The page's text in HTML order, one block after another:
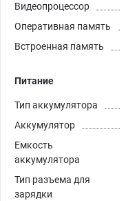
Видеопроцессор
Оперативная память
Встроенная память
Питание
Тип аккумулятора
Аккумулятор
Емкость
аккумулятора
Тип разъема для
зарядки